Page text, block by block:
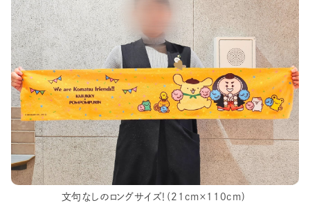
文句なしのロングサイズ！(21cm×110cm)